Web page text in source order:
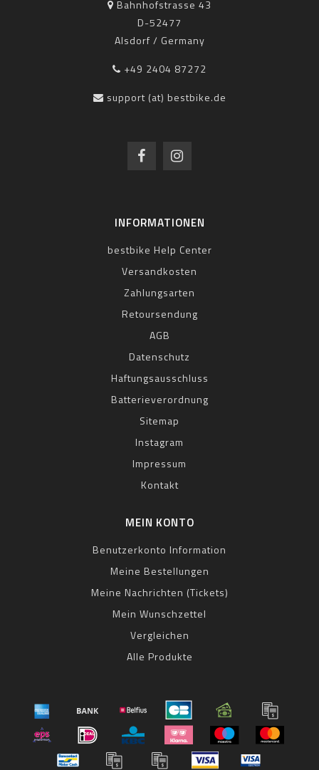
Bahnhofstrasse 43
D-52477
Alsdorf / Germany
+49 2404 87272
support (at) bestbike.de
INFORMATIONEN
bestbike Help Center
Versandkosten
Zahlungsarten
Retoursendung
AGB
Datenschutz
Haftungsausschluss
Batterieverordnung
Sitemap
Instagram
Impressum
Kontakt
MEIN KONTO
Benutzerkonto Information
Meine Bestellungen
Meine Nachrichten (Tickets)
Mein Wunschzettel
Vergleichen
Alle Produkte